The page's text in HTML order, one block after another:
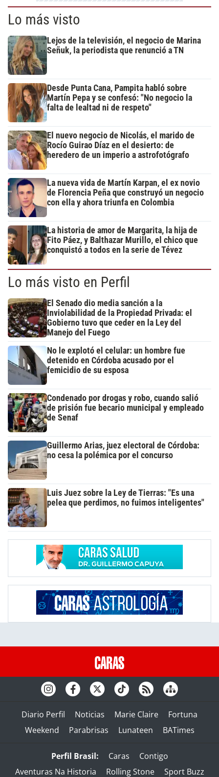
Lo más visto
Lejos de la televisión, el negocio de Marina
Señuk, la periodista que renunció a TN
Desde Punta Cana, Pampita habló sobre
Martín Pepa y se confesó: "No negocio la
falta de lealtad ni de respeto"
El nuevo negocio de Nicolás, el marido de
Rocío Guirao Díaz en el desierto: de
heredero de un imperio a astrofotógrafo
La nueva vida de Martín Karpan, el ex novio
de Florencia Peña que construyó un negocio
con ella y ahora triunfa en Colombia
La historia de amor de Margarita, la hija de
Fito Páez, y Balthazar Murillo, el chico que
conquistó a todos en la serie de Tévez
Lo más visto en Perfil
El Senado dio media sanción a la
Inviolabilidad de la Propiedad Privada: el
Gobierno tuvo que ceder en la Ley del
Manejo del Fuego
No le explotó el celular: un hombre fue
detenido en Córdoba acusado por el
femicidio de su esposa
Condenado por drogas y robo, cuando salió
de prisión fue becario municipal y empleado
de Senaf
Guillermo Arias, juez electoral de Córdoba:
no cesa la polémica por el concurso
Luis Juez sobre la Ley de Tierras: "Es una
pelea que perdimos, no fuimos inteligentes"
Diario Perfil Noticias Marie Claire
Fortuna
Weekend
Parabrisas Lunateen BATimes
Perfil Brasil: Caras
Contigo
Aventuras Na Historia
Rolling Stone Sport Buzz